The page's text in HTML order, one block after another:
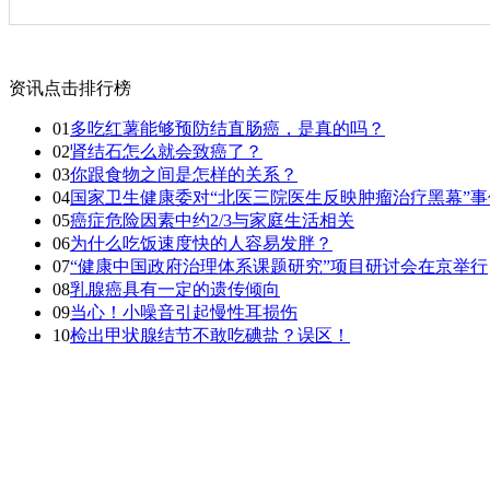
资讯点击排行榜
01 多吃红薯能够预防结直肠癌，是真的吗？
02肾结石怎么就会致癌了？
03你跟食物之间是怎样的关系？
04国家卫生健康委对“北医三院医生反映肿瘤治疗黑幕”
05癌症危险因素中约2/3与家庭生活相关
06为什么吃饭速度快的人容易发胖？
07“健康中国政府治理体系课题研究”项目研讨会在京举行
08乳腺癌具有一定的遗传倾向
09当心！小噪音引起慢性耳损伤
10检出甲状腺结节不敢吃碘盐？误区！